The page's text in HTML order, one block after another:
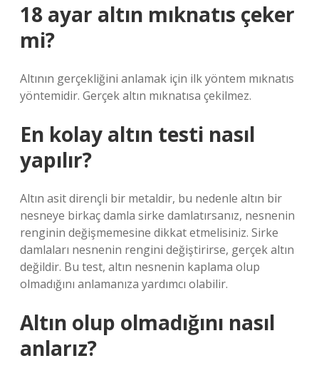
18 ayar altın mıknatıs çeker
mi?
Altının gerçekliğini anlamak için ilk yöntem mıknatıs
yöntemidir. Gerçek altın mıknatısa çekilmez.
En kolay altın testi nasıl
yapılır?
Altın asit dirençli bir metaldir, bu nedenle altın bir
nesneye birkaç damla sirke damlatırsanız, nesnenin
renginin değişmemesine dikkat etmelisiniz. Sirke
damlaları nesnenin rengini değiştirirse, gerçek altın
değildir. Bu test, altın nesnenin kaplama olup
olmadığını anlamanıza yardımcı olabilir.
Altın olup olmadığını nasıl
anlarız?